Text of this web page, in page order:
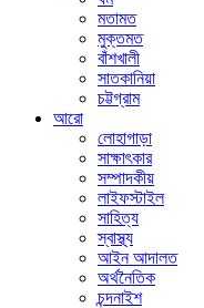
মতামত
মুক্তমত
বাঁশখালী
সাতকানিয়া
চট্টগ্রাম
আরো
লোহাগাড়া
সাক্ষাৎকার
সম্পাদকীয়
লাইফস্টাইল
সাহিত্য
স্বাস্থ্য
আইন আদালত
অর্থনৈতিক
চন্দনাইশ